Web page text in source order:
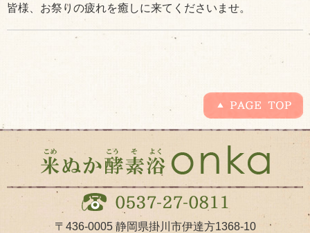
皆様、お祭りの疲れを癒しに来てくださいませ。
〒436-0005 静岡県掛川市伊達方1368-10